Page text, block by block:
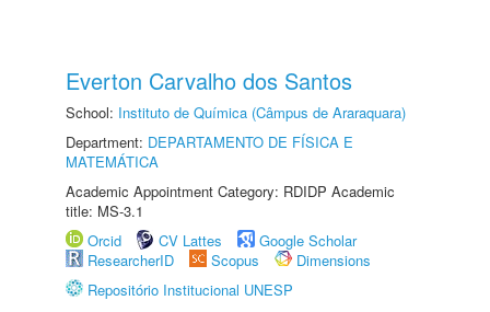
Everton Carvalho dos Santos
School: Instituto de Química (Câmpus de Araraquara)
Department: DEPARTAMENTO DE FÍSICA E
MATEMÁTICA
Academic Appointment Category: RDIDP Academic
title: MS-3.1
Orcid
CV Lattes
Google Scholar
ResearcherID
Scopus
Dimensions
Repositório Institucional UNESP